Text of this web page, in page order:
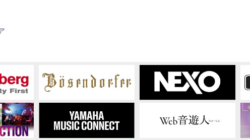
。
トウェアの使用を中止し、その複製および付帯文書をすべて廃棄しな
は全てお客様のご負担となることを理解し明示的に同意するものとし
、黙示、法定にかかわらず、品質保証、性能、権利の不侵害、商品性
に、本ソフトウェアがお客様の要望に合うこと、本ソフトウェアに中
どについても表明や保証を行いません。
Mac
macOS
10.13-
OS
X
10.10